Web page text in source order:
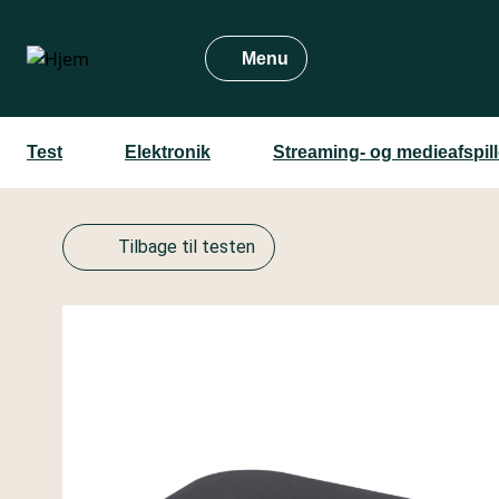
hovedindhold
Menu
Test Elektronik Streaming- og
Tilbage til testen